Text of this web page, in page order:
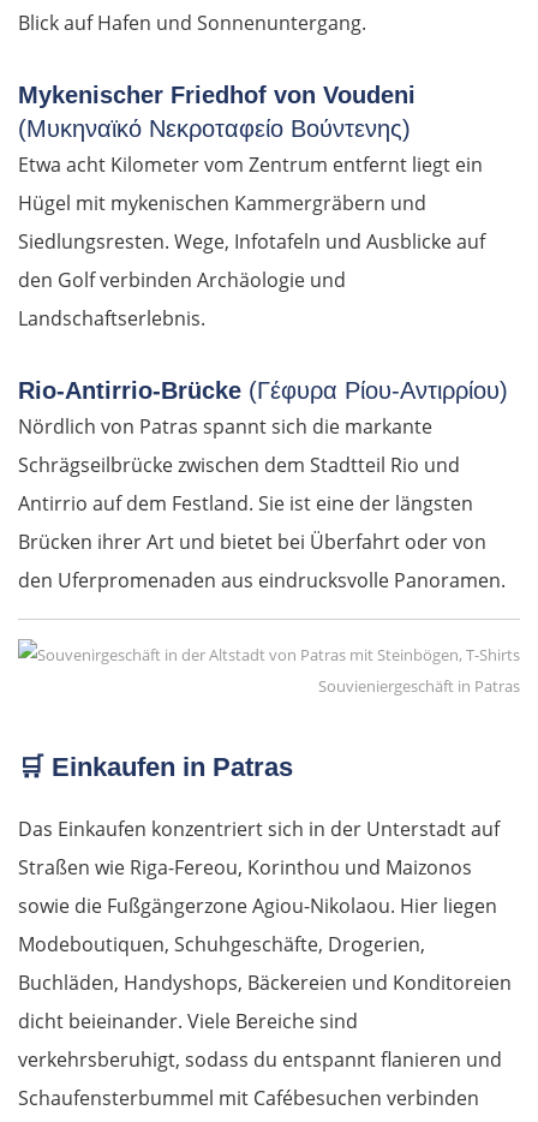
Blick auf Hafen und Sonnenuntergang.
Mykenischer Friedhof von Voudeni
(Μυκηναϊκό Νεκροταφείο Βούντενης)
Etwa acht Kilometer vom Zentrum entfernt liegt ein
Hügel mit mykenischen Kammergräbern und
Siedlungsresten. Wege, Infotafeln und Ausblicke auf
den Golf verbinden Archäologie und
Landschaftserlebnis.
Rio-Antirrio-Brücke (Γέφυρα Ρίου-Αντιρρίου)
Nördlich von Patras spannt sich die markante
Schrägseilbrücke zwischen dem Stadtteil Rio und
Antirrio auf dem Festland. Sie ist eine der längsten
Brücken ihrer Art und bietet bei Überfahrt oder von
den Uferpromenaden aus eindrucksvolle Panoramen.
Souvieniergeschäft in Patras
🛒 Einkaufen in Patras
Das Einkaufen konzentriert sich in der Unterstadt auf
Straßen wie Riga-Fereou, Korinthou und Maizonos
sowie die Fußgängerzone Agiou-Nikolaou. Hier liegen
Modeboutiquen, Schuhgeschäfte, Drogerien,
Buchläden, Handyshops, Bäckereien und Konditoreien
dicht beieinander. Viele Bereiche sind
verkehrsberuhigt, sodass du entspannt flanieren und
Schaufensterbummel mit Cafébesuchen verbinden